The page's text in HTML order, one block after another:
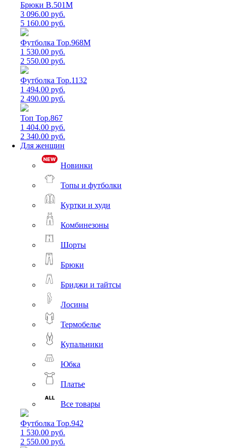
Брюки B.501M
3 096.00 руб.
5 160.00 руб.
Футболка Top.968M
1 530.00 руб.
2 550.00 руб.
Футболка Top.1132
1 494.00 руб.
2 490.00 руб.
Топ Top.867
1 404.00 руб.
2 340.00 руб.
Для женщин
Новинки
Топы и футболки
Куртки и худи
Комбинезоны
Шорты
Брюки
Бриджи и тайтсы
Лосины
Термобелье
Купальники
Юбка
Платье
Все товары
Футболка Top.942
1 530.00 руб.
2 550.00 руб.